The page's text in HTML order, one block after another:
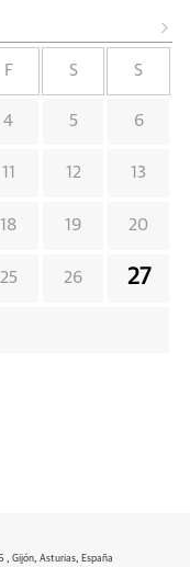
F S S
4 5 6
11 12 13
18 19 20
25 26 27
, Gijón, Asturias, España